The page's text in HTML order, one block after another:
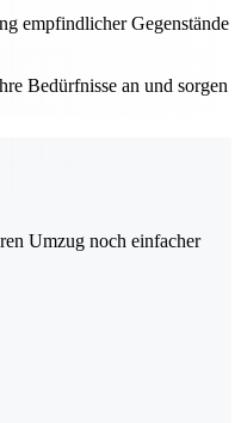
empfindlicher Gegenstände
Bedürfnisse an und sorgen
Umzug noch einfacher